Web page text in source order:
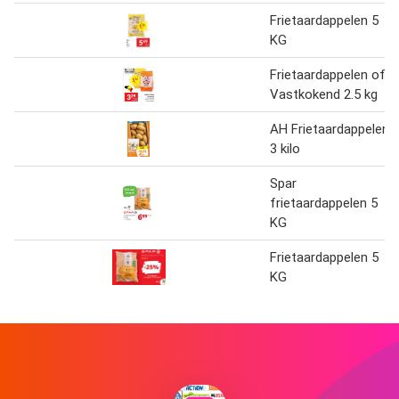
Frietaardappelen 5
KG
Frietaardappelen of
Vastkokend 2.5 kg
AH Frietaardappelen
3 kilo
Spar
frietaardappelen 5
KG
Frietaardappelen 5
KG